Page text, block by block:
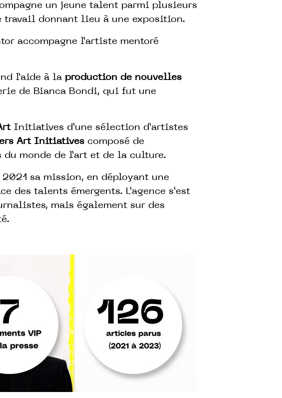
un jeune talent parmi plusieurs
travail donnant lieu à une exposition.
accompagne l’artiste mentoré
l’aide à la production de nouvelles
de Bianca Bondi, qui fut une
Initiatives d’une sélection d’artistes
Art Initiatives composé de
monde de l’art et de la culture.
2021 sa mission, en déployant une
des talents émergents. L’agence s’est
mais également sur des